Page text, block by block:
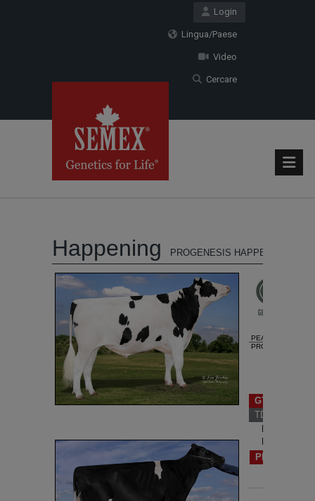
Login
Lingua/Paese
Video
Cercare